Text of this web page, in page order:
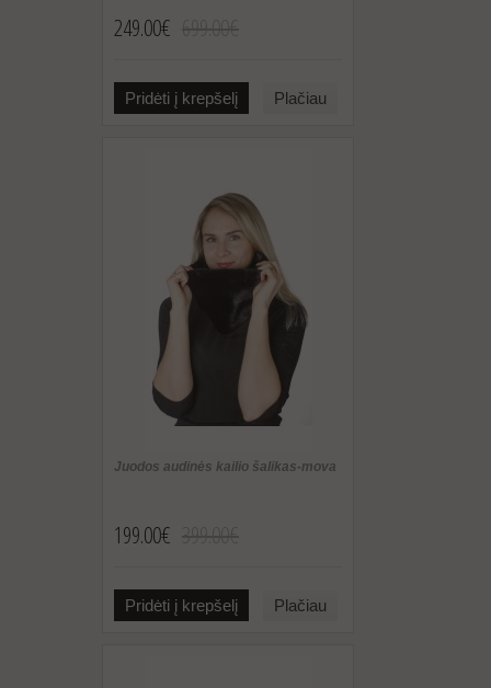
249.00€
Pridėti į krepšelį Plačiau
Juodos audinės kailio šalikas-mova
199.00€
Pridėti į krepšelį Plačiau